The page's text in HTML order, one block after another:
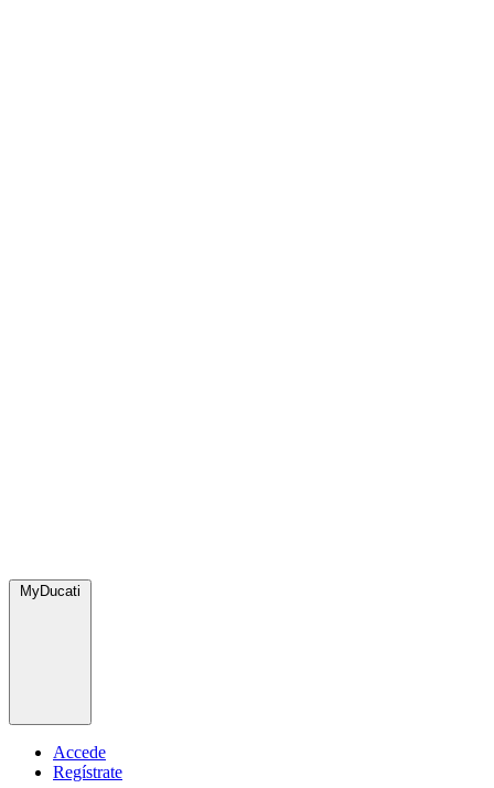
MyDucati
Accede
Regístrate